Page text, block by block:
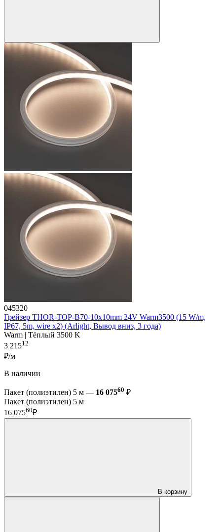
045320
Грейзер THOR-TOP-B70-10x10mm 24V Warm3500 (15 W/m,
IP67, 5m, wire x2) (Arlight, Вывод вниз, 3 года)
Warm | Тёплый 3500 K
3 21512
₽/м
В наличии
Пакет (полиэтилен) 5 м — 16 07560 ₽
Пакет (полиэтилен) 5 м
16 07560₽
В корзину